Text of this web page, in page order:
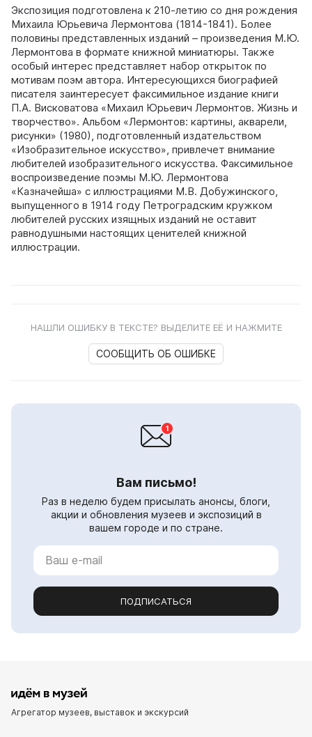
Экспозиция подготовлена к 210-летию со дня рождения
Михаила Юрьевича Лермонтова (1814-1841). Более
половины представленных изданий – произведения М.Ю.
Лермонтова в формате книжной миниатюры. Также
особый интерес представляет набор открыток по
мотивам поэм автора. Интересующихся биографией
писателя заинтересует факсимильное издание книги
П.А. Висковатова «Михаил Юрьевич Лермонтов. Жизнь и
творчество». Альбом «Лермонтов: картины, акварели,
рисунки» (1980), подготовленный издательством
«Изобразительное искусство», привлечет внимание
любителей изобразительного искусства. Факсимильное
воспроизведение поэмы М.Ю. Лермонтова
«Казначейша» с иллюстрациями М.В. Добужинского,
выпущенного в 1914 году Петроградским кружком
любителей русских изящных изданий не оставит
равнодушными настоящих ценителей книжной
иллюстрации.
НАШЛИ ОШИБКУ В ТЕКСТЕ? ВЫДЕЛИТЕ ЕЁ И НАЖМИТЕ
СООБЩИТЬ ОБ ОШИБКЕ
Вам письмо!
Раз в неделю будем присылать анонсы, блоги,
акции и обновления музеев и экспозиций в
вашем городе и по стране.
ПОДПИСАТЬСЯ
Агрегатор музеев, выставок и экскурсий